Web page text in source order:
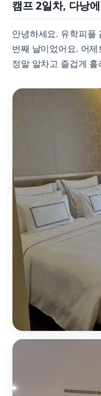
캠프 2일차, 다낭
안녕하세요. 유학피플
번째 날이었어요. 어
정말 알차고 즐겁게